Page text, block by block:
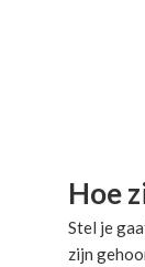
Hoe
Stel je
zijn